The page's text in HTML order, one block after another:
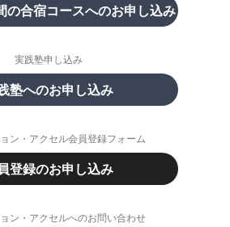
の合宿コースへのお申し込み
実践塾申し込み
塾へのお申し込み
ン・アクセル会員登録フォーム
登録のお申し込み
ン・アクセルへのお問い合わせ